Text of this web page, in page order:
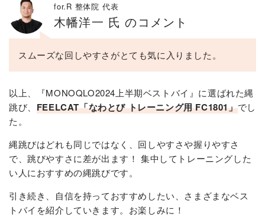
for.R 整体院 代表
木幡洋一 氏 のコメント
スムーズな回しやすさがとても気に入りました。
以上、『MONOQLO2024上半期ベストバイ』に選ばれた縄
跳び、 FEELCAT「なわとび トレーニング用 FC1801」でし
た。
縄跳びはどれも同じではなく、回しやすさや握りやすさ
で、跳びやすさに差が出ます！ 集中してトレーニングした
い人におすすめの縄跳びです。
引き続き、自信を持っておすすめしたい、さまざまなベス
トバイを紹介していきます。お楽しみに！